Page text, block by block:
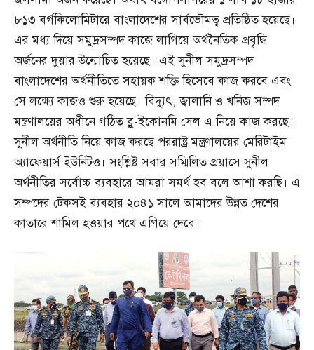
৮১৩ বর্গকিলোমিটারে বাংলাদেশের সার্বভৌমত্ব প্রতিষ্ঠিত হয়েছে।
এর মধ্য দিয়ে সমুদ্রসম্পদ কাজে লাগিয়ে অর্থনৈতিক প্রবৃদ্ধি
অর্জনের দুয়ার উন্মোচিত হয়েছে। এই সুনীল সমুদ্রসম্পদ
বাংলাদেশের অর্থনীতিতে সহায়ক শক্তি হিসেবে কাজ করবে এবং
সে লক্ষ্যে কাজও শুরু হয়েছে। বিদ্যুৎ, জ্বালানি ও খনিজ সম্পদ
মন্ত্রণালয়ের অধীনে গঠিত ব্লু-ইকোনমি সেল এ নিয়ে কাজ করছে।
সুনীল অর্থনীতি নিয়ে কাজ করছে পররাষ্ট্র মন্ত্রণালয়ের মেরিটাইম
অ্যাফেয়ার্স ইউনিটও। সংশ্লিষ্ট সবার সম্মিলিত প্রয়াসে সুনীল
অর্থনীতির সর্বোচ্চ ব্যবহারে আমরা সমর্থ হব বলে আশা করছি। এ
সম্পদের টেকসই ব্যবহার ২০৪১ সালে আমাদের উন্নত দেশের
কাতারে শামিল হওয়ার পথে এগিয়ে দেবে।